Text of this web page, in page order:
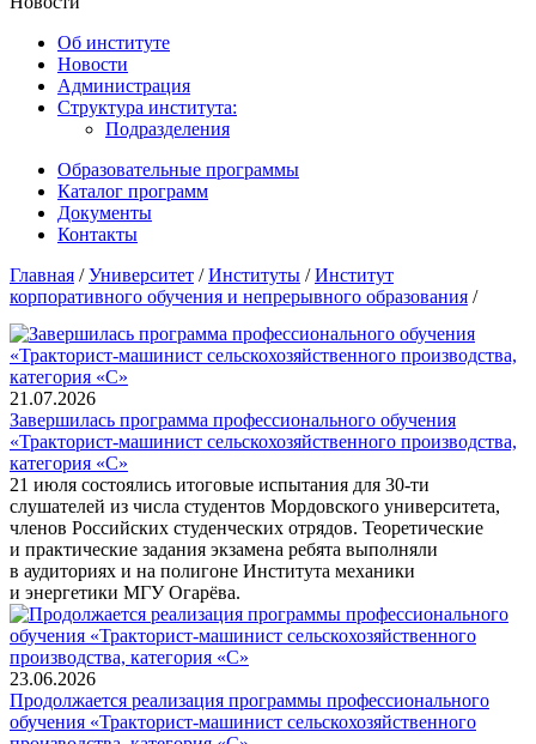
Об институте
Новости
Администрация
Структура института:
Подразделения
Образовательные программы
Каталог программ
Документы
Контакты
Главная /Университет /Институты /Институт
корпоративного обучения и непрерывного образования /
21.07.2026
Завершилась программа профессионального обучения
«Тракторист-машинист сельскохозяйственного производства,
категория «С»
21 июля состоялись итоговые испытания для 30-ти
слушателей из числа студентов Мордовского университета,
членов Российских студенческих отрядов. Теоретические
и практические задания экзамена ребята выполняли
в аудиториях и на полигоне Института механики
и энергетики МГУ Огарёва.
23.06.2026
Продолжается реализация программы профессионального
обучения «Тракторист-машинист сельскохозяйственного